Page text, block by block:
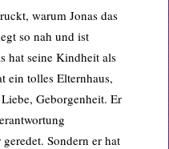
warum Jonas das
so nah und ist
hat seine Kindheit als
ein tolles Elternhaus,
Geborgenheit. Er
Sondern er hat